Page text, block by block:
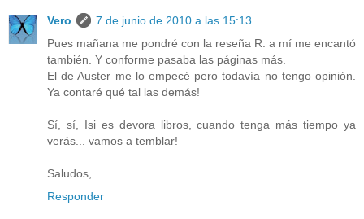
Vero
7 de junio de 2010 a las 15:13
Pues mañana me pondré con la reseña R. a mí me encantó
también. Y conforme pasaba las páginas más.
El de Auster me lo empecé pero todavía no tengo opinión.
Ya contaré qué tal las demás!
Sí, sí, Isi es devora libros, cuando tenga más tiempo ya
verás... vamos a temblar!
Saludos,
Responder